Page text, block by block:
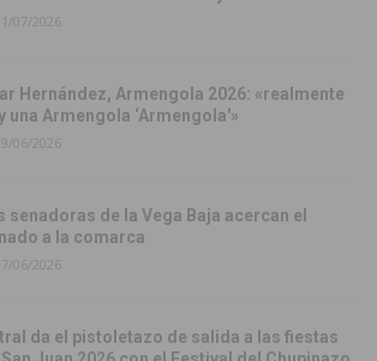
07/2026
Hernández, Armengola 2026: «realmente
una Armengola ‘Armengola'»
06/2026
senadoras de la Vega Baja acercan el
a la comarca
06/2026
da el pistoletazo de salida a las fiestas